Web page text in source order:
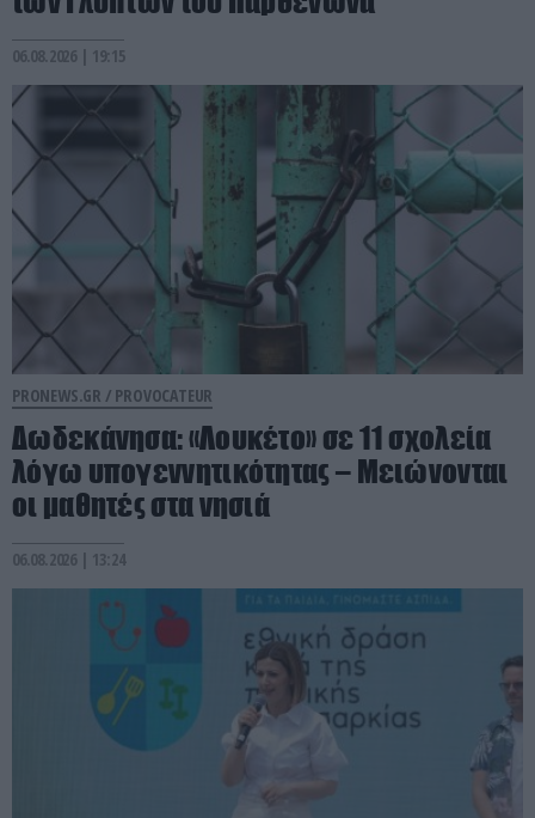
06.08.2026 | 19:15
PRONEWS.GR / PROVOCATEUR
Δωδεκάνησα: «Λουκέτο» σε 11 σχολεία
λόγω υπογεννητικότητας – Μειώνονται
οι μαθητές στα νησιά
06.08.2026 | 13:24